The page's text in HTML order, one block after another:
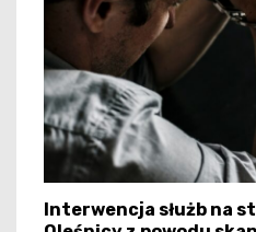
Interwencja służb na